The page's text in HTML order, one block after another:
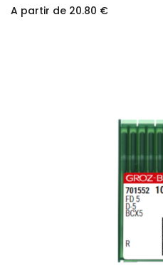
A partir de 20.80 €